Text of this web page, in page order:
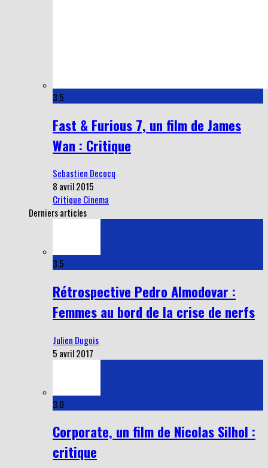
3.5
Fast & Furious 7, un film de James
Wan : Critique
Sebastien Decocq
8 avril 2015
Critique Cinema
Derniers articles
3.5
Rétrospective Pedro Almodovar :
Femmes au bord de la crise de nerfs
Julien Dugois
5 avril 2017
3.0
Corporate, un film de Nicolas Silhol :
critique